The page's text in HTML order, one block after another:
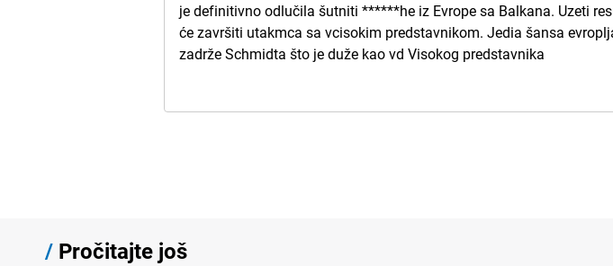
je definitivno odlučila šutniti ******he iz Evrope sa Balkana. Uzeti
će završiti utakmca sa vcisokim predstavnikom. Jedia šansa
zadrže Schmidta što je duže kao vd Visokog predstavnika
/ Pročitajte još